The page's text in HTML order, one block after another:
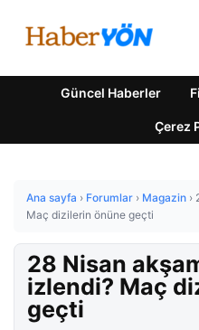
Güncel Haberler
Çerez
Ana sayfa › Forumlar › Magazin ›
Maç dizilerin önüne geçti
28 Nisan
izlendi? Maç
geçti